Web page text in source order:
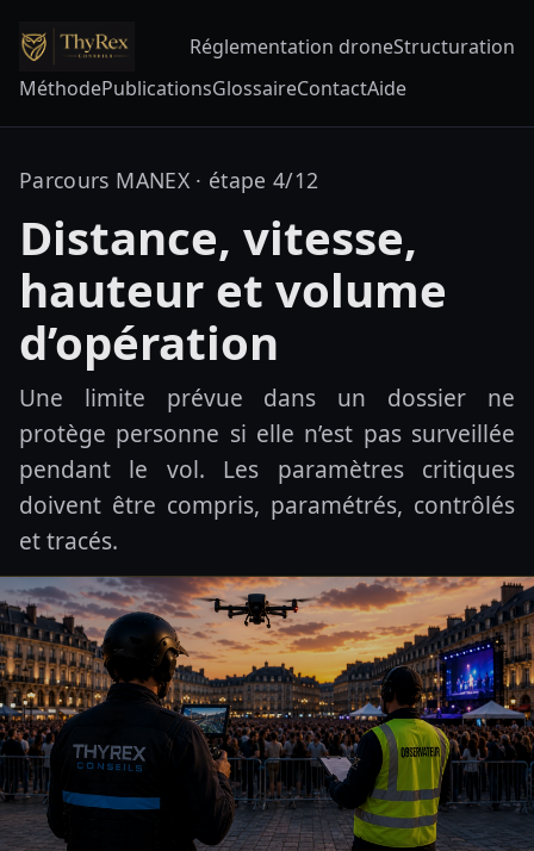
Réglementation droneStructuration
MéthodePublicationsGlossaireContactAide
Parcours MANEX · étape 4/12
Distance, vitesse,
hauteur et volume
d’opération
Une limite prévue dans un dossier ne
protège personne si elle n’est pas surveillée
pendant le vol. Les paramètres critiques
doivent être compris, paramétrés, contrôlés
et tracés.